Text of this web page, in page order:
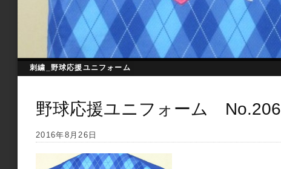
刺繍_野球応援ユニフォーム
野球応援ユニフォーム No.206
2016年8月26日